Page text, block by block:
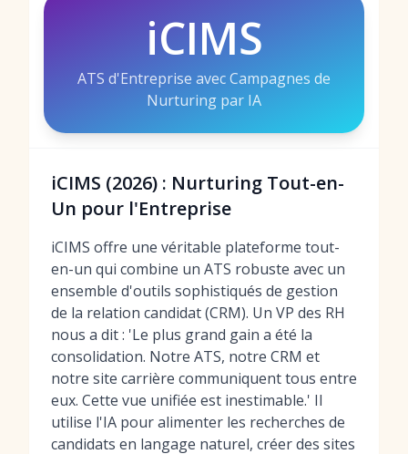
iCIMS
ATS d'Entreprise avec Campagnes de
Nurturing par IA
iCIMS (2026) : Nurturing Tout-en-
Un pour l'Entreprise
iCIMS offre une véritable plateforme tout-
en-un qui combine un ATS robuste avec un
ensemble d'outils sophistiqués de gestion
de la relation candidat (CRM). Un VP des RH
nous a dit : 'Le plus grand gain a été la
consolidation. Notre ATS, notre CRM et
notre site carrière communiquent tous entre
eux. Cette vue unifiée est inestimable.' Il
utilise l'IA pour alimenter les recherches de
candidats en langage naturel, créer des sites